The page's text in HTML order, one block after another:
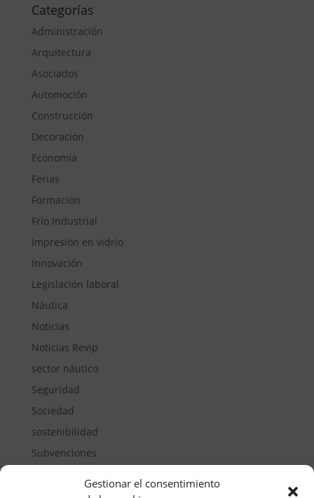
Gestionar el consentimiento
Categorías
Administración
Arquitectura
Asociados
Automoción
Construcción
Decoración
Economía
Ferias
Formación
Frío Industrial
Impresión en vidrio
Innovación
Legislación laboral
Náutica
Noticias
Noticias Revip
sector náutico
Seguridad
Sociedad
sostenibilidad
Subvenciones